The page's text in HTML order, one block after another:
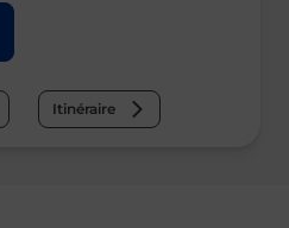
Itinéraire